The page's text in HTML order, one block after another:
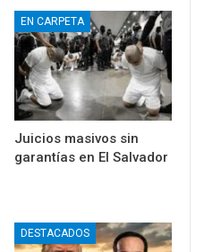
EN CARPETA
Juicios masivos sin
garantías en El Salvador
DESTACADOS